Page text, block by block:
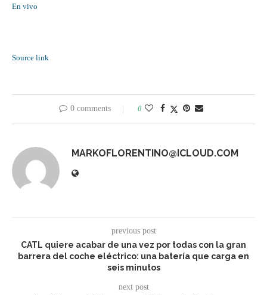
En vivo
Source link
0 comments 0
MARKOFLORENTINO@ICLOUD.COM
previous post
CATL quiere acabar de una vez por todas con la gran
barrera del coche eléctrico: una batería que carga en
seis minutos
next post